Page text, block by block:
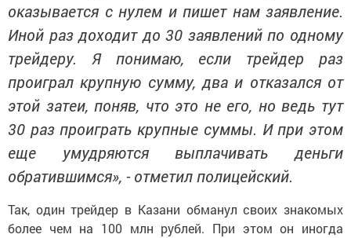
оказывается с нулем и пишет нам заявление.
Иной раз доходит до 30 заявлений по одному
трейдеру. Я понимаю, если трейдер раз
проиграл крупную сумму, два и отказался от
этой затеи, поняв, что это не его, но ведь тут
30 раз проиграть крупные суммы. И при этом
еще умудряются выплачивать деньги
обратившимся», - отметил полицейский.
Так, один трейдер в Казани обманул своих знакомых
более чем на 100 млн рублей. При этом он иногда